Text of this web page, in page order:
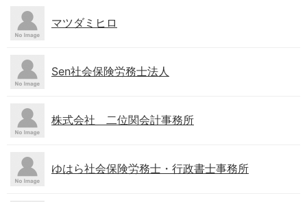
マツダミヒロ
Sen社会保険労務士法人
株式会社 二位関会計事務所
ゆはら社会保険労務士・行政書士事務所